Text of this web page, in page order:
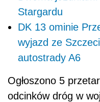
Stargardu
DK 13 ominie
wyjazd ze
autostrady A6
Ogłoszono 5
odcinków dróg w